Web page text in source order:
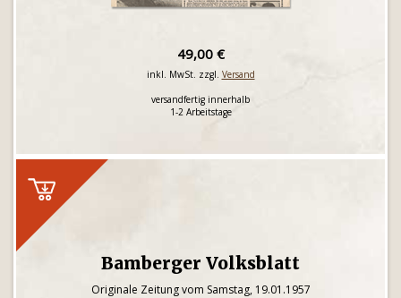
49,00 €
inkl. MwSt. zzgl. Versand
versandfertig innerhalb
1-2 Arbeitstage
Bamberger Volksblatt
Originale Zeitung vom Samstag, 19.01.1957